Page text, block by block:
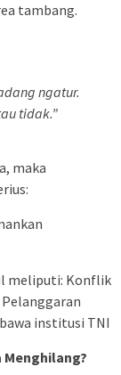
tambang.
ngatur.
tidak.”
maka
meliputi: Konflik
institusi TNI
Menghilang?